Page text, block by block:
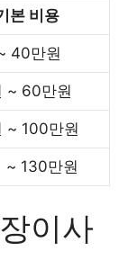
본 비용
40만원
~ 60만원
~ 100만원
~ 130만원
이사